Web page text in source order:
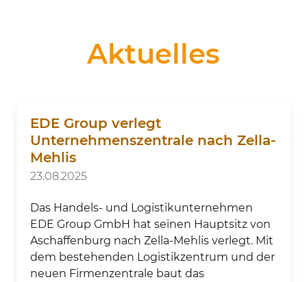
Aktuelles
EDE Group verlegt
Unternehmenszentrale nach Zella-
Mehlis
23.08.2025
Das Handels- und Logistikunternehmen
EDE Group GmbH hat seinen Hauptsitz von
Aschaffenburg nach Zella-Mehlis verlegt. Mit
dem bestehenden Logistikzentrum und der
neuen Firmenzentrale baut das